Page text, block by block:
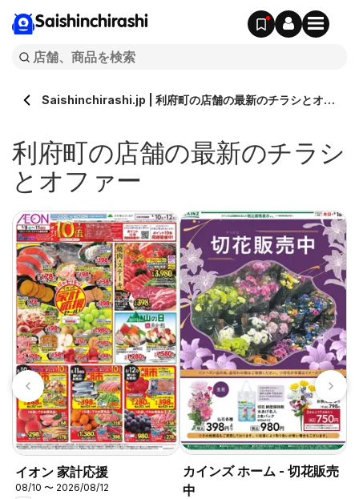
Saishinchirashi
Saishinchirashi.jp | 利府町の店舗の最新のチラシとオフ
利府町の店舗の最新のチラシ
とオファー
イオン 家計応援
08/10 〜 2026/08/12
カインズ ホーム - 切花販売
中